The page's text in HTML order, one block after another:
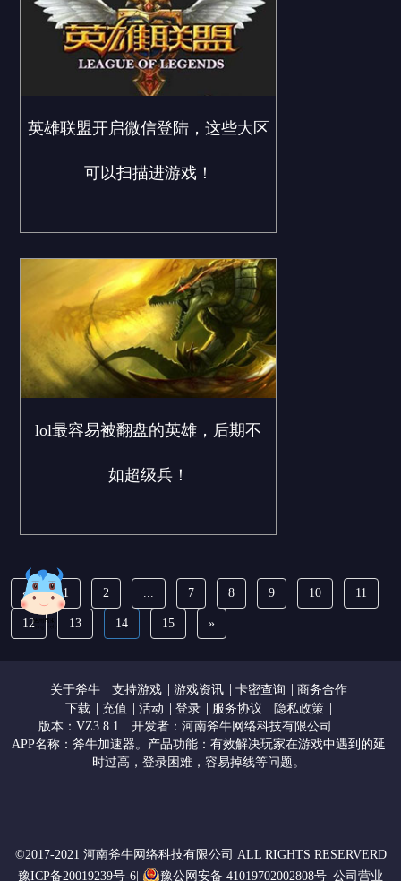
英雄联盟开启微信登陆，这些大区
可以扫描进游戏！
lol最容易被翻盘的英雄，后期不
如超级兵！
« 1 2 ... 7 8 9 10 11
12 13 14 15 »
关于斧牛 | 支持游戏 | 游戏资讯 | 卡密查询 | 商务合作
下载 | 充值 | 活动 | 登录 | 服务协议 | 隐私政策 |
版本：VZ3.8.1
开发者：河南斧牛网络科技有限公司
APP名称：斧牛加速器。产品功能：有效解决玩家在游戏中遇到的延
时过高，登录困难，容易掉线等问题。
©2017-2021 河南斧牛网络科技有限公司 ALL RIGHTS RESERVERD
豫ICP备20019239号-6|
豫公网安备 41019702002808号| 公司营业